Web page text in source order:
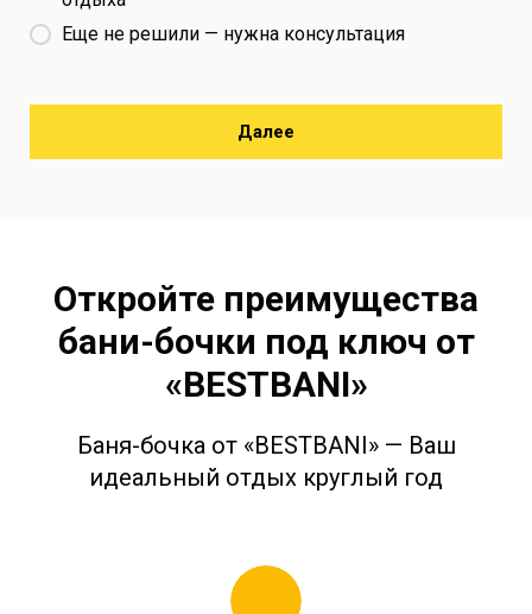
Еще не решили — нужна консультация
Далее
Откройте преимущества
бани-бочки под ключ от
«BESTBANI»
Баня-бочка от «BESTBANI» — Ваш
идеальный отдых круглый год